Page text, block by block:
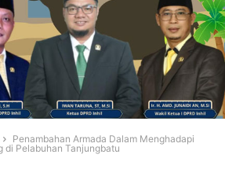
Penambahan Armada Dalam Menghadapi
di Pelabuhan Tanjungbatu